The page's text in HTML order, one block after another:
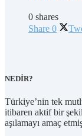
0 shares
Share 0
NEDİR?
Türkiye’nin tek
itibaren aktif bir
aşılamayı amaç